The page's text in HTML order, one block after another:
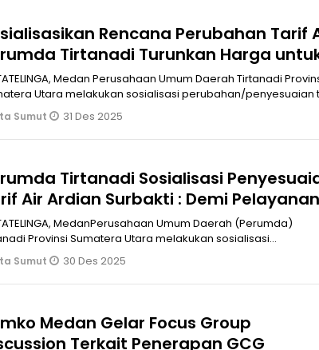
Rencana Perubahan Tarif
Tirtanadi Turunkan Harga
Medan Perusahaan Umum Daerah Tirtanadi
Utara melakukan sosialisasi perubahan/penyesuaian
ke
Sumut 31 Des 2025
Tirtanadi Sosialisasi
Air Ardian Surbakti : Demi Pelayanan
Minum yang Aman dan Layak
MedanPerusahaan Umum Daerah (Perumda)
Provinsi Sumatera Utara melakukan sosialisasi
tarif air kepada mas
Sumut 30 Des 2025
Medan Gelar Focus Group
Terkait Penerapan GCG